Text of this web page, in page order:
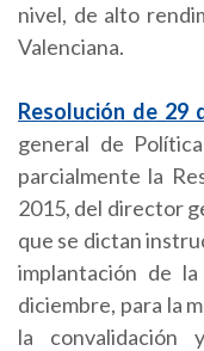
nivel, de alto
Valenciana.
Resolución de 29
general de
parcialmente la
2015, del director
que se dictan
implantación de
diciembre, para la
la convalidación